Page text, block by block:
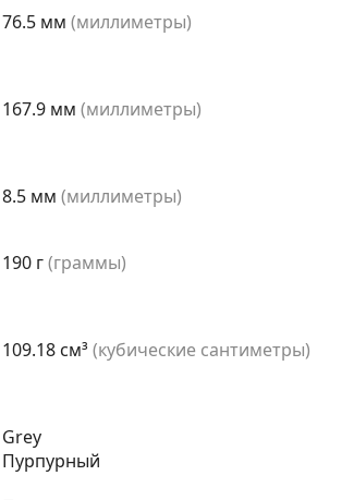
76.5 мм (миллиметры)
167.9 мм (миллиметры)
8.5 мм (миллиметры)
190 г(граммы)
109.18 см³ (кубические сантиметры)
Grey
Пурпурный